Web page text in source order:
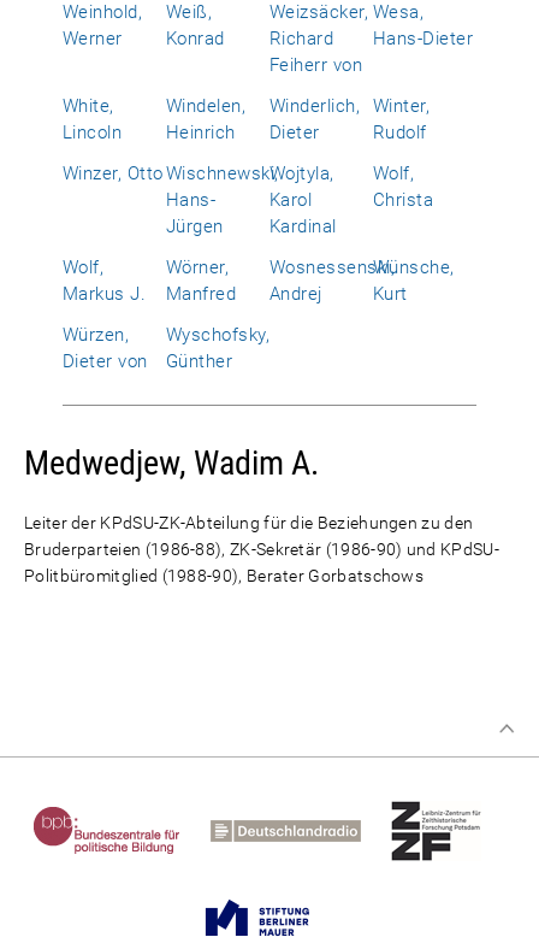
Weinhold,
Werner
Weiß,
Konrad
Weizsäcker,
Richard
Feiherr von
Wesa,
Hans-Dieter
White,
Lincoln
Windelen,
Heinrich
Winderlich,
Dieter
Winter,
Rudolf
Winzer, OttoWischnewski,
Hans-
Jürgen
Wojtyla,
Karol
Kardinal
Wolf,
Christa
Wolf,
Markus J.
Wörner,
Manfred
Wosnessenski,
Andrej
Wünsche,
Kurt
Würzen,
Dieter von
Wyschofsky,
Günther
Medwedjew, Wadim A.
Leiter der KPdSU-ZK-Abteilung für die Beziehungen zu den
Bruderparteien (1986-88), ZK-Sekretär (1986-90) und KPdSU-
Politbüromitglied (1988-90), Berater Gorbatschows